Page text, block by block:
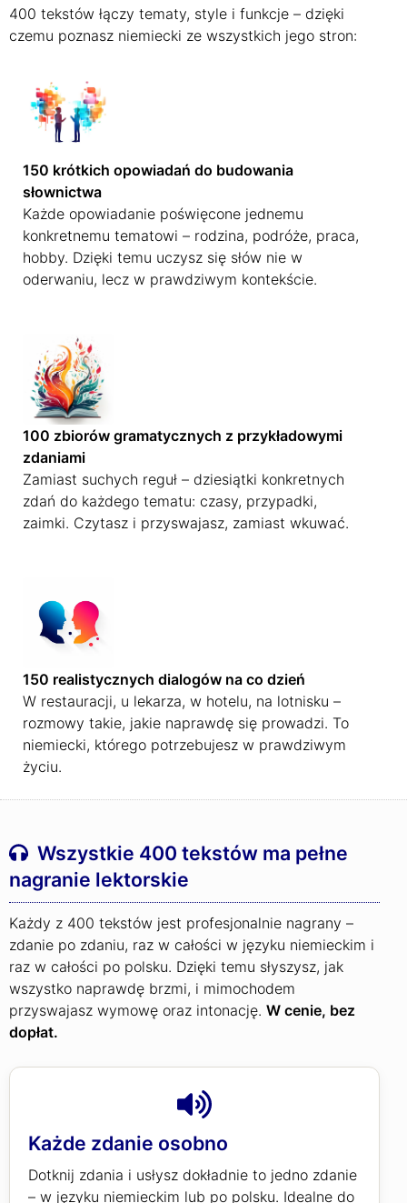
400 tekstów łączy tematy, style i funkcje – dzięki
czemu poznasz niemiecki ze wszystkich jego stron:
150 krótkich opowiadań do budowania
słownictwa
Każde opowiadanie poświęcone jednemu
konkretnemu tematowi – rodzina, podróże, praca,
hobby. Dzięki temu uczysz się słów nie w
oderwaniu, lecz w prawdziwym kontekście.
100 zbiorów gramatycznych z przykładowymi
zdaniami
Zamiast suchych reguł – dziesiątki konkretnych
zdań do każdego tematu: czasy, przypadki,
zaimki. Czytasz i przyswajasz, zamiast wkuwać.
150 realistycznych dialogów na co dzień
W restauracji, u lekarza, w hotelu, na lotnisku –
rozmowy takie, jakie naprawdę się prowadzi. To
niemiecki, którego potrzebujesz w prawdziwym
życiu.
Wszystkie 400 tekstów ma pełne
nagranie lektorskie
Każdy z 400 tekstów jest profesjonalnie nagrany –
zdanie po zdaniu, raz w całości w języku niemieckim i
raz w całości po polsku. Dzięki temu słyszysz, jak
wszystko naprawdę brzmi, i mimochodem
przyswajasz wymowę oraz intonację. W cenie, bez
dopłat.
Każde zdanie osobno
Dotknij zdania i usłysz dokładnie to jedno zdanie
– w języku niemieckim lub po polsku. Idealne do